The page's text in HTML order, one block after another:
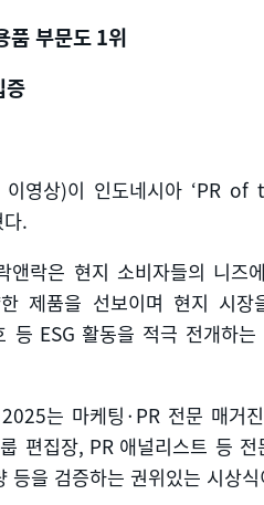
품 부문도1위
증
영상)이 인도네시아 ‘PR of
.
앤락은 현지 소비자들의 니즈
제품을 선보이며 현지 시장
등 ESG 활동을 적극 전개하
는 마케팅 ·PR 전문 매거진
편집장, PR 애널리스트 등
등을 검증하는 권위있는 시상